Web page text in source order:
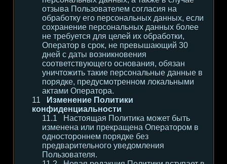
отзыва Пользователем согласия на
обработку его персональных данных, если
сохранение персональных данных более
не требуется для целей их обработки,
Оператор в срок, не превышающий 30
дней с даты возникновения
соответствующего основания, обязан
уничтожить такие персональные данные в
порядке, предусмотренном локальными
актами Оператора.
Изменение Политики
конфиденциальности
Настоящая Политика может быть
изменена или прекращена Оператором в
одностороннем порядке без
предварительного уведомления
Пользователя.